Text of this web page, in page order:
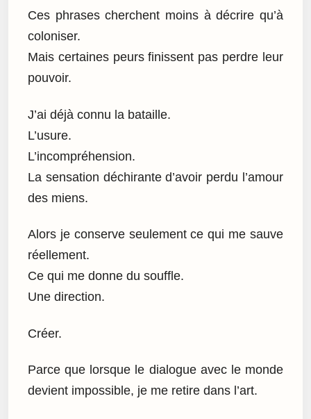
Ces phrases cherchent moins à décrire qu’à
coloniser.
Mais certaines peurs finissent pas perdre leur
pouvoir.
J’ai déjà connu la bataille.
L’usure.
L’incompréhension.
La sensation déchirante d’avoir perdu l’amour
des miens.
Alors je conserve seulement ce qui me sauve
réellement.
Ce qui me donne du souffle.
Une direction.
Créer.
Parce que lorsque le dialogue avec le monde
devient impossible, je me retire dans l’art.